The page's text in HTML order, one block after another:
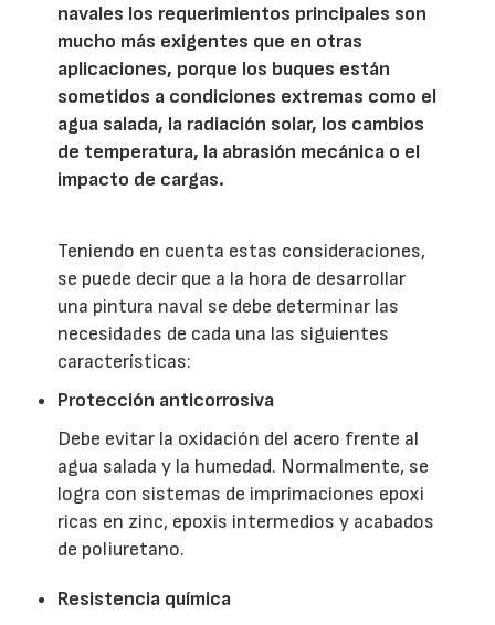
navales los requerimientos principales son
mucho más exigentes que en otras
aplicaciones, porque los buques están
sometidos a condiciones extremas como el
agua salada, la radiación solar, los cambios
de temperatura, la abrasión mecánica o el
impacto de cargas.
Teniendo en cuenta estas consideraciones,
se puede decir que a la hora de desarrollar
una pintura naval se debe determinar las
necesidades de cada una las siguientes
características:
Protección anticorrosiva
Debe evitar la oxidación del acero frente al
agua salada y la humedad. Normalmente, se
logra con sistemas de imprimaciones epoxi
ricas en zinc, epoxis intermedios y acabados
de poliuretano.
Resistencia química